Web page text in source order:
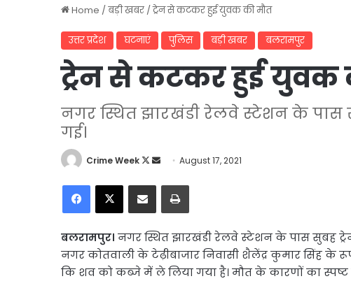
Home /बड़ी खबर /ट्रेन से कटकर हुई युवक की मौत
उत्तर प्रदेश घटनाएं पुलिस बड़ी खबर बलरामपुर
ट्रेन से कटकर हुई युवक
नगर स्थित झारखंडी रेलवे स्टेशन के
गई।
Crime Week
Follow
Send
email
August 17, 2021
Facebook
X Share via Email Print
बलरामपुर। नगर स्थित झारखंडी रेलवे स्टेशन के पास सुबह
नगर कोतवाली के टेढ़ीबाजार निवासी शैलेंद्र कुमार सिंह के रूप
कि शव को कब्जे में ले लिया गया है। मौत के कारणों का स्पष्ट